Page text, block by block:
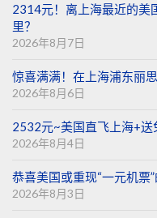
2314元！离上海最近的美
里？
2026年8月7日
惊喜满满！在上海浦东丽
2026年8月6日
2532元~美国直飞上海+
2026年8月4日
恭喜美国或重现“一元机票
2026年8月3日